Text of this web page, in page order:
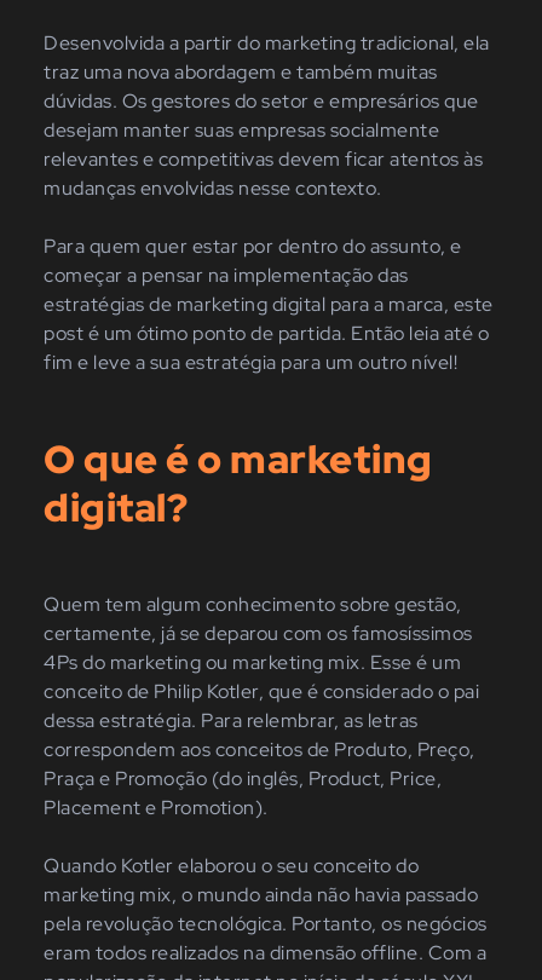
Desenvolvida a partir do marketing tradicional, ela
traz uma nova abordagem e também muitas
dúvidas. Os gestores do setor e empresários que
desejam manter suas empresas socialmente
relevantes e competitivas devem ficar atentos às
mudanças envolvidas nesse contexto.
Para quem quer estar por dentro do assunto, e
começar a pensar na implementação das
estratégias de marketing digital para a marca, este
post é um ótimo ponto de partida. Então leia até o
fim e leve a sua estratégia para um outro nível!
O que é o marketing
digital?
Quem tem algum conhecimento sobre gestão,
certamente, já se deparou com os famosíssimos
4Ps do marketing ou marketing mix. Esse é um
conceito de Philip Kotler, que é considerado o pai
dessa estratégia. Para relembrar, as letras
correspondem aos conceitos de Produto, Preço,
Praça e Promoção (do inglês, Product, Price,
Placement e Promotion).
Quando Kotler elaborou o seu conceito do
marketing mix, o mundo ainda não havia passado
pela revolução tecnológica. Portanto, os negócios
eram todos realizados na dimensão offline. Com a